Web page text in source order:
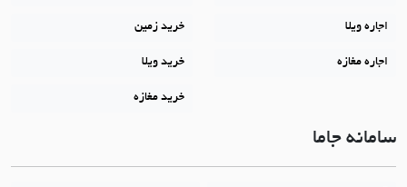
اجاره ویلا
اجاره مغازه
خرید زمین
خرید ویلا
خرید مغازه
سامانه جاما